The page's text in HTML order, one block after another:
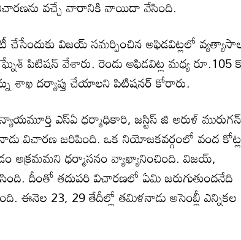
వచ్చే వారానికి వాయిదా వేసింది.
విజయ్ సమర్పించిన అఫిడవిట్లలో
పిటిషన్ వేశారు. రెండు అఫిడవిట్ల మధ్య రూ.105
శాఖ దర్యాప్తు చేయాలని పిటిషనర్ కోరారు.
ఎస్ఏ ధర్మాధికారి, జస్టిస్ జి అరుళ్
విచారణ జరిపింది. ఒక నియోజకవర్గంలో వంద
అక్రమమని ధర్మాసనం వ్యాఖ్యానించింది. విజయ్‌,
దీంతో తదుపరి విచారణలో ఏమి జరుగుతుందనేది
ఈనెల 23, 29 తేదీల్లో తమిళనాడు అసెంబ్లీ ఎన్నికల